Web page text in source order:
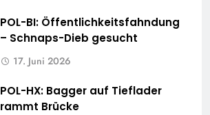
POL-BI: Öffentlichkeitsfahndung
– Schnaps-Dieb gesucht
17. Juni 2026
POL-HX: Bagger auf Tieflader
rammt Brücke